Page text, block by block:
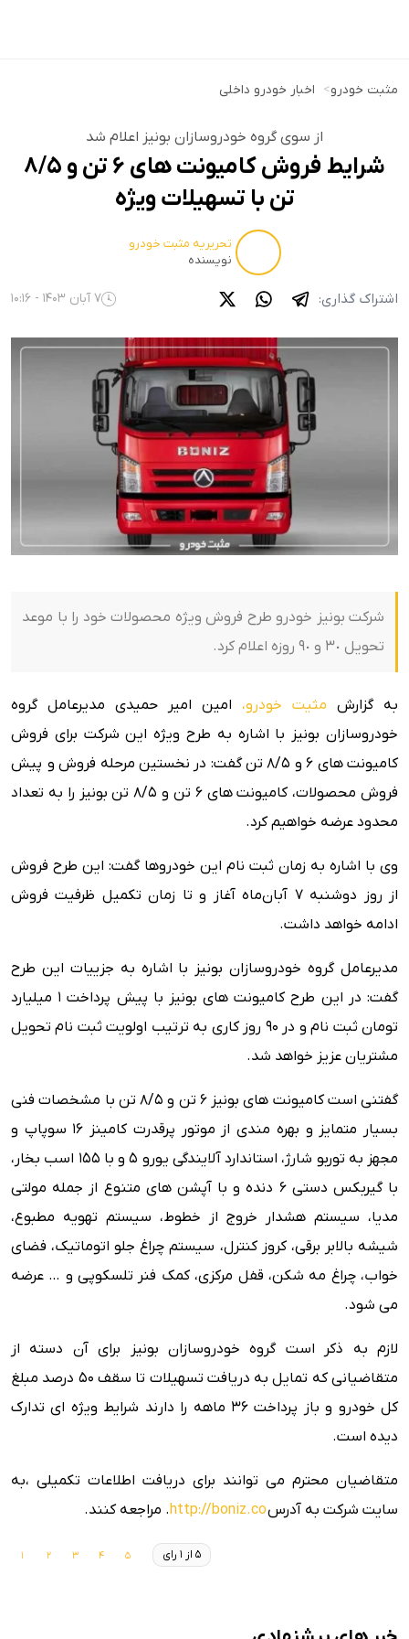
مثبت خودرو> اخبار خودرو داخلی
از سوی گروه خودروسازان بونیز اعلام شد
شرایط فروش کامیونت های ۶ تن و ۸/۵
تن با تسهیلات ویژه
تحریریه مثبت خودرو
نویسنده
اشتراک گذاری: 7 آبان 1403 - 10:16
شرکت بونیز خودرو طرح فروش ویژه محصولات خود را با موعد
تحویل ٣٠ و ٩٠ روزه اعلام کرد.
به گزارش مثیت خودرو، امین امیر حمیدی مدیرعامل گروه
خودروسازان بونیز با اشاره به طرح ویژه این شرکت برای فروش
کامیونت های ۶ و ۸/۵ تن گفت: در نخستین مرحله فروش و پیش
فروش محصولات، کامیونت های ۶ تن و ۸/۵ تن بونیز را به تعداد
محدود عرضه خواهیم کرد.
وی با اشاره به زمان ثبت نام این خودروها گفت: این طرح فروش
از روز دوشنبه ٧ آبان‌ماه آغاز و تا زمان تکمیل ظرفیت فروش
ادامه خواهد داشت.
مدیرعامل گروه خودروسازان بونیز با اشاره به جزییات این طرح
گفت: در این طرح کامیونت های بونیز با پیش پرداخت ۱ میلیارد
تومان ثبت نام و در ۹۰ روز کاری به ترتیب اولویت ثبت نام تحویل
مشتریان عزیز خواهد شد.
گفتنی است کامیونت های بونیز ۶ تن و ۸/۵ تن با مشخصات فنی
بسیار متمایز و بهره مندی از موتور پرقدرت کامینز ۱۶ سوپاپ و
مجهز به توربو شارژ، استاندارد آلایندگی یورو ۵ و با ۱۵۵ اسب بخار،
با گیربکس دستی ۶ دنده و با آپشن های متنوع از جمله مولتی
مدیا، سیستم هشدار خروج از خطوط، سیستم تهویه مطبوع،
شیشه بالابر برقی، کروز کنترل، سیستم چراغ جلو اتوماتیک، فضای
خواب، چراغ مه شکن، قفل مرکزی، کمک فنر تلسکوپی و … عرضه
می شود.
لازم به ذکر است گروه خودروسازان بونیز برای آن دسته از
متقاضیانی که تمایل به دریافت تسهیلات تا سقف ۵۰ درصد مبلغ
کل خودرو و باز پرداخت ۳۶ ماهه را دارند شرایط ویژه ای تدارک
دیده است.
متقاضیان محترم می توانند برای دریافت اطلاعات تکمیلی ،به
سایت شرکت به آدرسhttp://boniz.co. مراجعه کنند.
5 از 1 رای